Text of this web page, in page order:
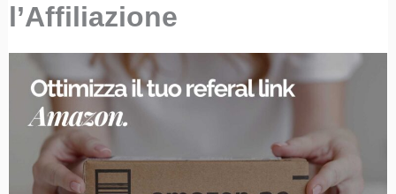
l’Affiliazione